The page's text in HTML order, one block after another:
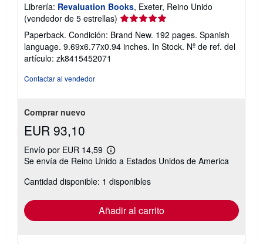
Librería: Revaluation Books, Exeter, Reino Unido
(vendedor de 5 estrellas) Calificación
vendedor:
5
Paperback. Condición: Brand New. 192 pages. Spanish
language. 9.69x6.77x0.94 inches. In Stock. Nº de ref. del
artículo: zk8415452071
Contactar al vendedor
Comprar nuevo
EUR 93,10
Envío por EUR 14,59
Más
información
las
tarifas
envío
Se envía de Reino Unido a Estados Unidos de America
Cantidad disponible: 1 disponibles
Añadir al carrito